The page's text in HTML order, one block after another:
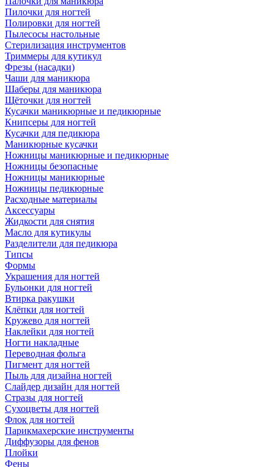
Пилочки для ногтей
Полировки для ногтей
Пылесосы настольные
Стерилизация инструментов
Триммеры для кутикул
Фрезы (насадки)
Чаши для маникюра
Шаберы для маникюра
Щёточки для ногтей
Кусачки маникюрные и педикюрные
Книпсеры для ногтей
Кусачки для педикюра
Маникюрные кусачки
Ножницы маникюрные и педикюрные
Ножницы безопасные
Ножницы маникюрные
Ножницы педикюрные
Расходные материалы
Аксессуары
Жидкости для снятия
Масло для кутикулы
Разделители для педикюра
Типсы
Формы
Украшения для ногтей
Бульонки для ногтей
Втирка ракушки
Клёпки для ногтей
Кружево для ногтей
Наклейки для ногтей
Ногти накладные
Переводная фольга
Пигмент для ногтей
Пыль для дизайна ногтей
Слайдер дизайн для ногтей
Стразы для ногтей
Сухоцветы для ногтей
Флок для ногтей
Парикмахерские инструменты
Диффузоры для фенов
Плойки
Фены